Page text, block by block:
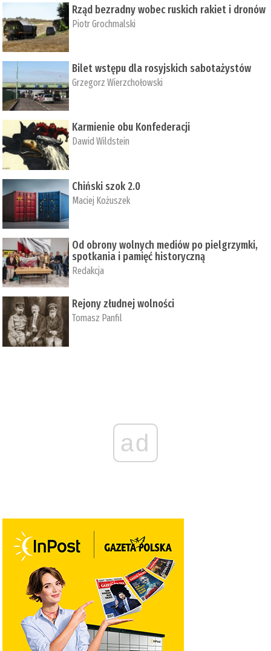
Rząd bezradny wobec ruskich rakiet i dronów
Piotr Grochmalski
Bilet wstępu dla rosyjskich sabotażystów
Grzegorz Wierzchołowski
Karmienie obu Konfederacji
Dawid Wildstein
Chiński szok 2.0
Maciej Kożuszek
Od obrony wolnych mediów po pielgrzymki,
spotkania i pamięć historyczną
Redakcja
Rejony złudnej wolności
Tomasz Panfil
ad